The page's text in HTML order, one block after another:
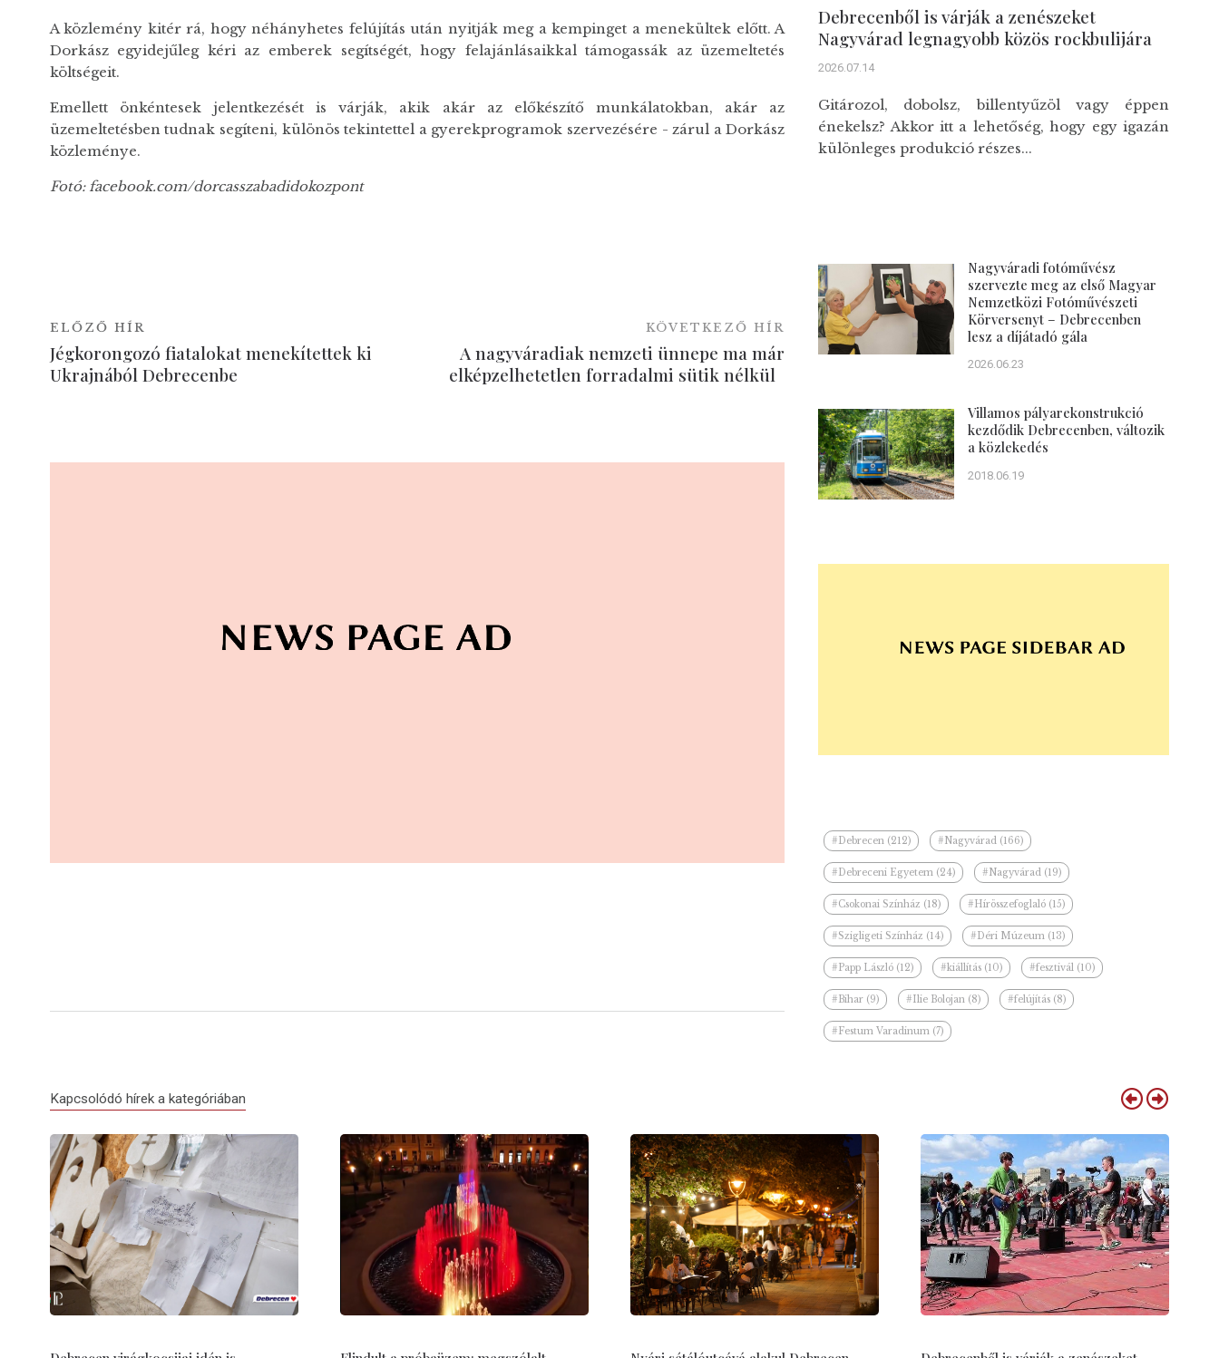
A közlemény kitér rá, hogy néhányhetes felújítás után nyitják meg a kempinget a menekültek előtt. A
Dorkász egyidejűleg kéri az emberek segítségét, hogy felajánlásaikkal támogassák az üzemeltetés
költségeit.
Emellett önkéntesek jelentkezését is várják, akik akár az előkészítő munkálatokban, akár az
üzemeltetésben tudnak segíteni, különös tekintettel a gyerekprogramok szervezésére - zárul a Dorkász
közleménye.
Fotó: facebook.com/dorcasszabadidokozpont
ELŐZŐ HÍR
Jégkorongozó fiatalokat menekítettek ki
Ukrajnából Debrecenbe
KÖVETKEZŐ HÍR
A nagyváradiak nemzeti ünnepe ma már
elképzelhetetlen forradalmi sütik nélkül
Debrecenből is várják a zenészeket
Nagyvárad legnagyobb közös rockbulijára
2026.07.14
Gitározol, dobolsz, billentyűzöl vagy éppen
énekelsz? Akkor itt a lehetőség, hogy egy igazán
különleges produkció részes...
Nagyváradi fotóművész
szervezte meg az első Magyar
Nemzetközi Fotóművészeti
Körversenyt – Debrecenben
lesz a díjátadó gála
2026.06.23
Villamos pályarekonstrukció
kezdődik Debrecenben, változik
a közlekedés
2018.06.19
#Debrecen (212) #Nagyvárad (166)
#Debreceni Egyetem (24) #Nagyvárad (19)
#Csokonai Színház (18) #Hírösszefoglaló (15)
#Szigligeti Színház (14) #Déri Múzeum (13)
#Papp László (12) #kiállítás (10) #fesztivál (10)
#Bihar (9) #Ilie Bolojan (8) #felújítás (8)
#Festum Varadinum (7)
Kapcsolódó hírek a kategóriában